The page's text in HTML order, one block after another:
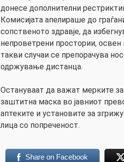
донесе дополнителни
Комисијата апелираше до
сопственото здравје, да
непроветрени простории, освен
такви случаи се препорачува
одржување дистанца.
Остануваат да важат мерките
заштитна маска во јавниот
аптеките и установите за
лица со попреченост.
Share on Facebook